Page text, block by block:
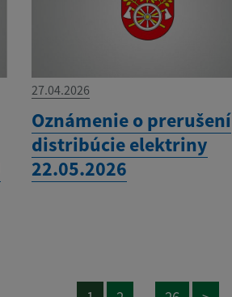
27.04.2026
Oznámenie o prerušení
distribúcie elektriny
22.05.2026